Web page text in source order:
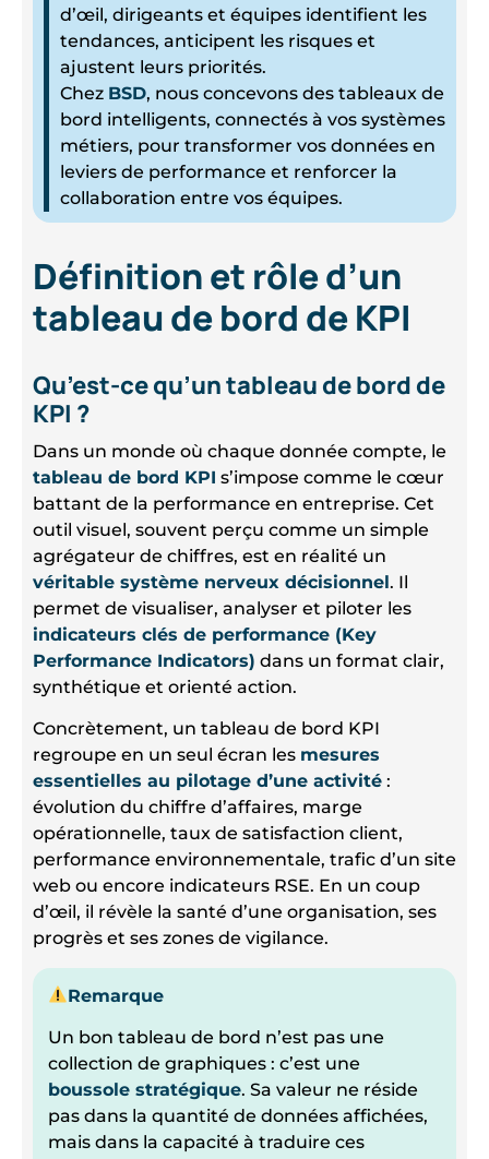
d’œil, dirigeants et équipes identifient les
tendances, anticipent les risques et
ajustent leurs priorités.
Chez BSD, nous concevons des tableaux de
bord intelligents, connectés à vos systèmes
métiers, pour transformer vos données en
leviers de performance et renforcer la
collaboration entre vos équipes.
Définition et rôle d’un
tableau de bord de KPI
Qu’est-ce qu’un tableau de bord de
KPI ?
Dans un monde où chaque donnée compte, le
tableau de bord KPI s’impose comme le cœur
battant de la performance en entreprise. Cet
outil visuel, souvent perçu comme un simple
agrégateur de chiffres, est en réalité un
véritable système nerveux décisionnel. Il
permet de visualiser, analyser et piloter les
indicateurs clés de performance (Key
Performance Indicators) dans un format clair,
synthétique et orienté action.
Concrètement, un tableau de bord KPI
regroupe en un seul écran les mesures
essentielles au pilotage d’une activité :
évolution du chiffre d’affaires, marge
opérationnelle, taux de satisfaction client,
performance environnementale, trafic d’un site
web ou encore indicateurs RSE. En un coup
d’œil, il révèle la santé d’une organisation, ses
progrès et ses zones de vigilance.
Remarque
Un bon tableau de bord n’est pas une
collection de graphiques : c’est une
boussole stratégique. Sa valeur ne réside
pas dans la quantité de données affichées,
mais dans la capacité à traduire ces